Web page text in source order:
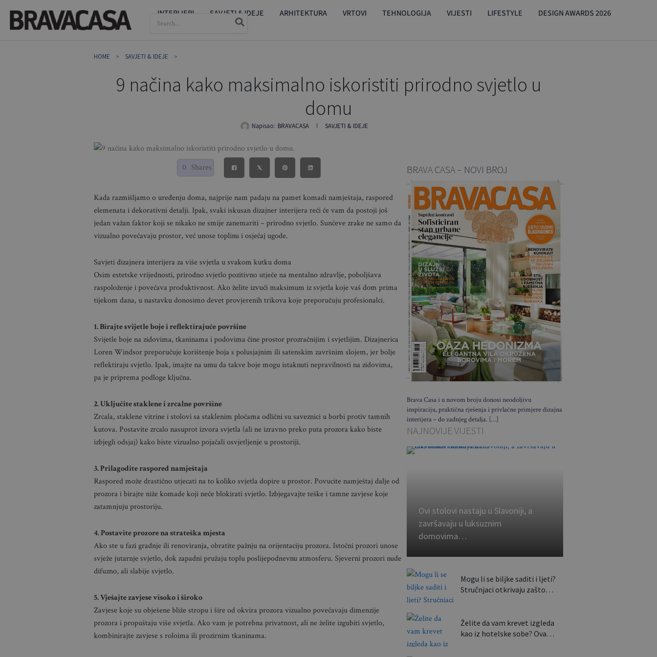
content
INTERIJERI SAVJETI & IDEJE ARHITEKTURA VRTOVI TEHNOLOGIJA VIJESTI LIFESTYLE DESIGN AWARDS 2026
FOR:
HOME SAVJETI & IDEJE
9 načina kako maksimalno iskoristiti prirodno svjetlo u
domu
Napisao: BRAVACASA SAVJETI & IDEJE
0 Shares
Kada razmišljamo o uređenju doma, najprije nam padaju na pamet komadi namještaja, raspored
elemenata i dekorativni detalji. Ipak, svaki iskusan dizajner interijera reći će vam da postoji još
jedan važan faktor koji se nikako ne smije zanemariti – prirodno svjetlo. Sunčeve zrake ne samo da
vizualno povećavaju prostor, već unose toplinu i osjećaj ugode.
Savjeti dizajnera interijera za više svjetla u svakom kutku doma
Osim estetske vrijednosti, prirodno svjetlo pozitivno utječe na mentalno zdravlje, poboljšava
raspoloženje i povećava produktivnost. Ako želite izvući maksimum iz svjetla koje vaš dom prima
tijekom dana, u nastavku donosimo devet provjerenih trikova koje preporučuju profesionalci.
1. Birajte svijetle boje i reflektirajuće površine
Svijetle boje na zidovima, tkaninama i podovima čine prostor prozračnijim i svjetlijim. Dizajnerica
Loren Windsor preporučuje korištenje boja s polusjajnim ili satenskim završnim slojem, jer bolje
reflektiraju svjetlo. Ipak, imajte na umu da takve boje mogu istaknuti nepravilnosti na zidovima,
pa je priprema podloge ključna.
2. Uključite staklene i zrcalne površine
Zrcala, staklene vitrine i stolovi sa staklenim pločama odlični su saveznici u borbi protiv tamnih
kutova. Postavite zrcalo nasuprot izvora svjetla (ali ne izravno preko puta prozora kako biste
izbjegli odsjaj) kako biste vizualno pojačali osvjetljenje u prostoriji.
3. Prilagodite raspored namještaja
Raspored može drastično utjecati na to koliko svjetla dopire u prostor. Povucite namještaj dalje od
prozora i birajte niže komade koji neće blokirati svjetlo. Izbjegavajte teške i tamne zavjese koje
zatamnjuju prostoriju.
4. Postavite prozore na strateška mjesta
Ako ste u fazi gradnje ili renoviranja, obratite pažnju na orijentaciju prozora. Istočni prozori unose
svježe jutarnje svjetlo, dok zapadni pružaju toplu poslijepodnevnu atmosferu. Sjeverni prozori nude
difuzno, ali slabije svjetlo.
5. Vješajte zavjese visoko i široko
Zavjese koje su obješene bliže stropu i šire od okvira prozora vizualno povećavaju dimenzije
prozora i propuštaju više svjetla. Ako vam je potrebna privatnost, ali ne želite izgubiti svjetlo,
kombinirajte zavjese s roloima ili prozirnim tkaninama.
BRAVA CASA – NOVI BROJ
Brava Casa i u novom broju donosi neodoljivu
inspiraciju, praktična rješenja i privlačne primjere dizajna
interijera – do zadnjeg detalja. […]
NAJNOVIJE VIJESTI
Ovi stolovi nastaju u Slavoniji, a
završavaju u luksuznim
domovima…
Mogu li se biljke saditi i ljeti?
Stručnjaci otkrivaju zašto…
Želite da vam krevet izgleda
kao iz hotelske sobe? Ova…